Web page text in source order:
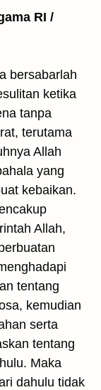
RI /
bersabarlah
ketika
tanpa
terutama
Allah
yang
kebaikan.
Allah,
tentang
kemudian
serta
tentang
Maka
dahulu tidak